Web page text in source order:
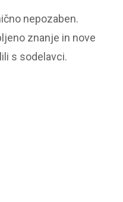
nepozaben.
znanje in nove
s sodelavci.